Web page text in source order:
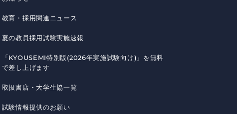
教育・採用関連ニュース
夏の教員採用試験実施速報
「KYOUSEMI特別版(2026年実施試験向け)」を無料
で差し上げます
取扱書店・大学生協一覧
試験情報提供のお願い